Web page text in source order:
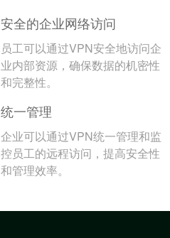
安全的企业网络访问
员工可以通过VPN安全地访问企
业内部资源，确保数据的机密性
和完整性。
统一管理
企业可以通过VPN统一管理和监
控员工的远程访问，提高安全性
和管理效率。